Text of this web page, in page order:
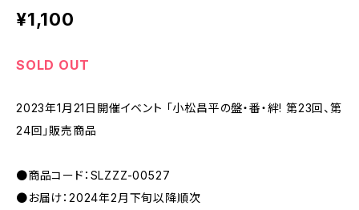
¥1,100
SOLD OUT
2023年1月21日開催イベント 「小松昌平の盤・番・絆! 第23回、第
24回」販売商品
●商品コード：SLZZZ-00527
●お届け：2024年2月下旬以降順次